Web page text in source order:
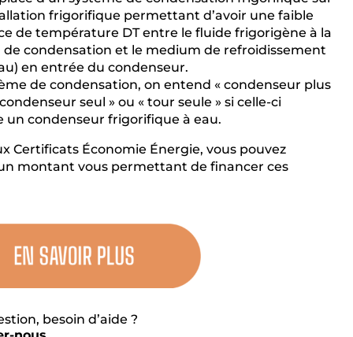
frigorifique permettant d’avoir une faible
de température DT entre le fluide frigorigène à la
de condensation et le medium de refroidissement
en entrée du condenseur.
de condensation, on entend « condenseur plus
seul » ou « tour seule » si celle-ci
un condenseur frigorifique à eau.
Certificats Économie Énergie, vous pouvez
montant vous permettant de financer ces
besoin d’aide ?